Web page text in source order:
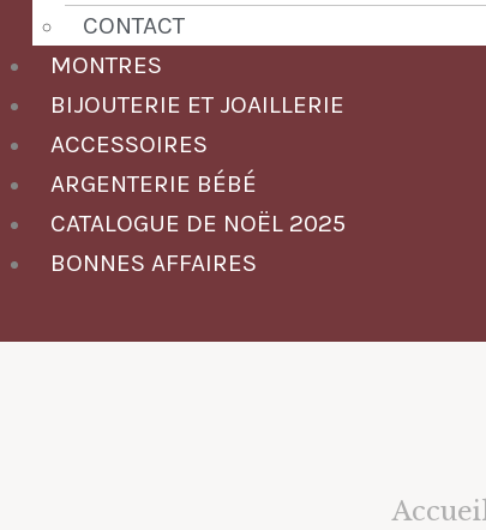
CONTACT
MONTRES
BIJOUTERIE ET JOAILLERIE
ACCESSOIRES
ARGENTERIE BÉBÉ
CATALOGUE DE NOËL 2025
BONNES AFFAIRES